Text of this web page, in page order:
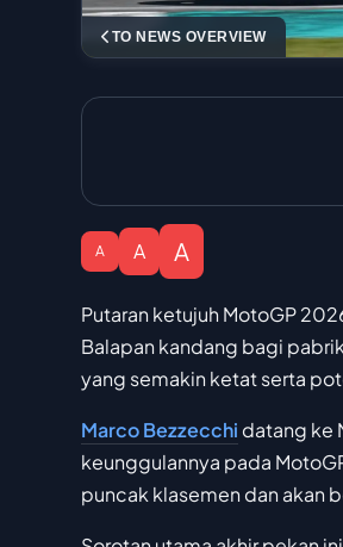
TO NEWS OVERVIEW
A A A
Putaran ketujuh MotoGP
Balapan kandang bagi
yang semakin ketat serta
Marco Bezzecchi datang ke
keunggulannya pada
puncak klasemen dan akan